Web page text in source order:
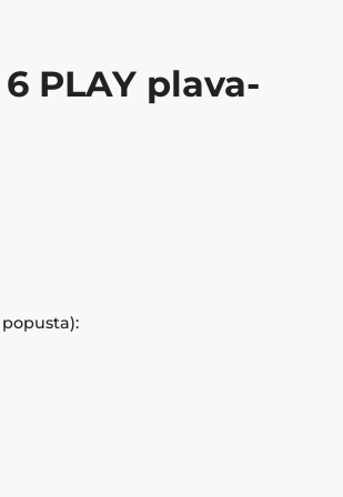
PLAY plava-